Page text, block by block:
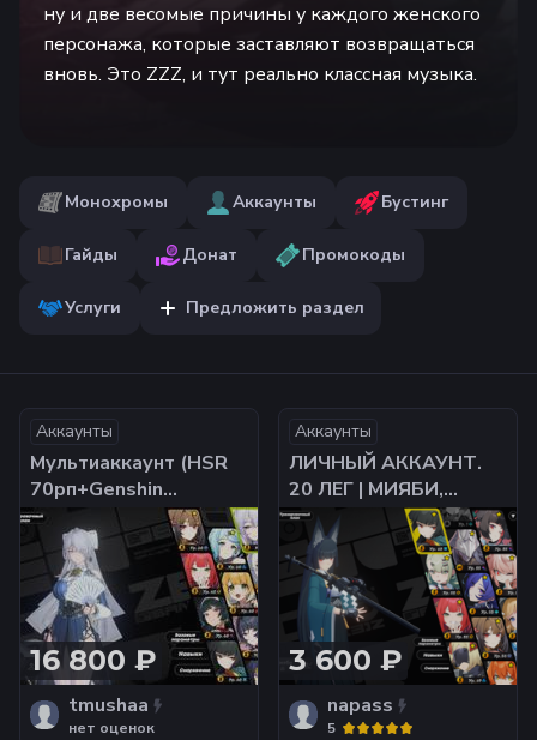
ну и две весомые причины у каждого женского
персонажа, которые заставляют возвращаться
вновь. Это ZZZ, и тут реально классная музыка.
Монохромы Аккаунты Бустинг
Гайды Донат Промокоды
Услуги Предложить раздел
Аккаунты
Мультиаккаунт (HSR
70рп+Genshin
58рп+ZZZ 57рп).
МИЯБИ с сигной, Е
Шуньгуан с сигной,
Велина с сигной, Астра
Яо
16 800 ₽
tmushaa
нет оценок
Аккаунты
ЛИЧНЫЙ АККАУНТ.
20 ЛЕГ | МИЯБИ,
Норма, Промея,
Наньгун Юй, Юдзуха,
Санна, Харумаса,
Чжао, Ликаон, Солдат
11,
3 600 ₽
napass
5